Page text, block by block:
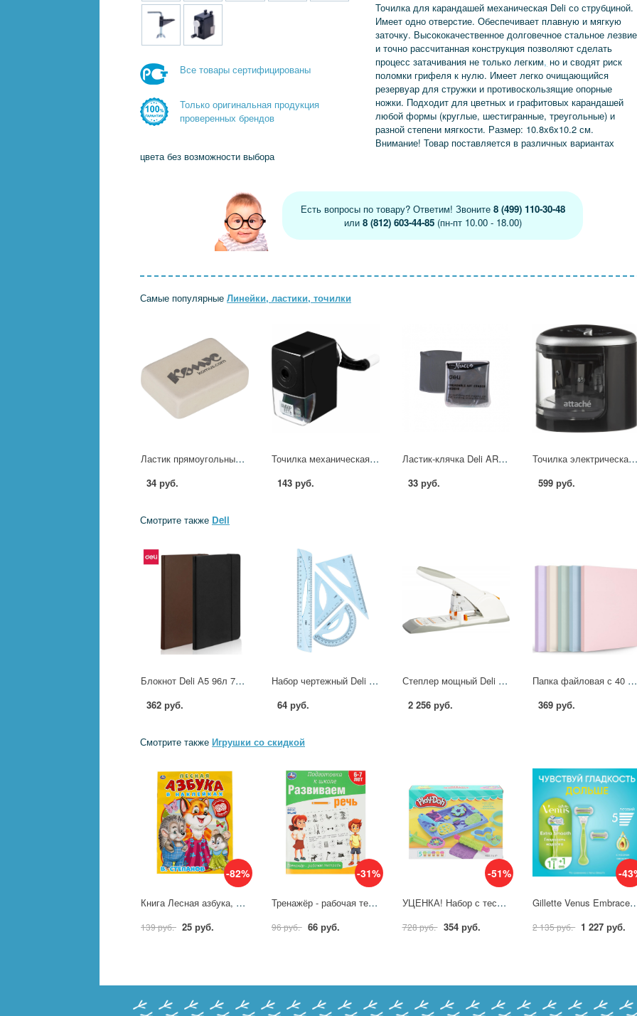
Все товары сертифицированы
Только оригинальная продукция
проверенных брендов
Точилка для карандашей механическая Deli со струбциной.
Имеет одно отверстие. Обеспечивает плавную и мягкую
заточку. Высококачественное долговечное стальное лезвие
и точно рассчитанная конструкция позволяют сделать
процесс затачивания не только легким, но и сводят риск
поломки грифеля к нулю. Имеет легко очищающийся
резервуар для стружки и противоскользящие опорные
ножки. Подходит для цветных и графитовых карандашей
любой формы (круглые, шестигранные, треугольные) и
разной степени мягкости. Размер: 10.8x6x10.2 см.
Внимание! Товар поставляется в различных вариантах
цвета без возможности выбора
Есть вопросы по товару? Ответим! Звоните 8 (499) 110-30-48
или 8 (812) 603-44-85(пн-пт 10.00 - 18.00)
Самые популярные Линейки, ластики, точилки
Ластик прямоугольный Комус, натуральный каучук, 26x18x8мм, белый 1578479
34 руб.
Точилка механическая Выбор есть, автоподача, черная 2197215
143 руб.
Ластик-клячка Deli ARTENUEVO EH02610 42x42x12 мм, ПВХ 1405618
33 руб.
Точилка электрическая Attache, треугольная, 2 отверстия 2197214
599 руб.
Смотрите также Deli
Блокнот Deli А5 96л 70 г/м тверд.обложка клетка 5x5мм черный, ПВХ EN112G 1741972
362 руб.
Набор чертежный Deli EH12 средний:лин 20см,угольн 13 и9см,трансп 12см,голуб 1700059
64 руб.
Степлер мощный Deli N23/6-23/17 до 120 листов, в картонной уп. в асс.и 1407181 E0486
2 256 руб.
Папка файловая с 40 прозрачными файлами A4 РР 0,7мм в асс. 72673 Deli 1406462
369 руб.
Смотрите также Игрушки со скидкой
-82%
Книга Лесная азбука, В. Степанов. Азбука в наклейках, 8 стр. УМка 978-5-506-06467-1
139 руб. 25 руб.
-31%
Тренажёр - рабочая тетрадь Развиваем речь. Подготовка к школе, 64 стр. Умка 978-5-506-09021-2
96 руб. 66 руб.
-51%
УЦЕНКА! Набор с тестом для лепки "Печенье" MODCLAY-129179-PD
728 руб. 354 руб.
-
Gillette Venus Embrace Бритва + 2
2 135 руб. 1 227 руб.